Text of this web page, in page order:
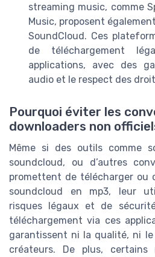
streaming music, comme
Music, proposent
SoundCloud. Ces
de téléchargement
applications, avec des
audio et le respect des
Pourquoi éviter les
downloaders non
Même si des outils comme
soundcloud, ou d’autres
promettent de télécharger ou
soundcloud en mp3, leur
risques légaux et de
téléchargement via ces
garantissent ni la qualité, ni
créateurs. De plus, certains